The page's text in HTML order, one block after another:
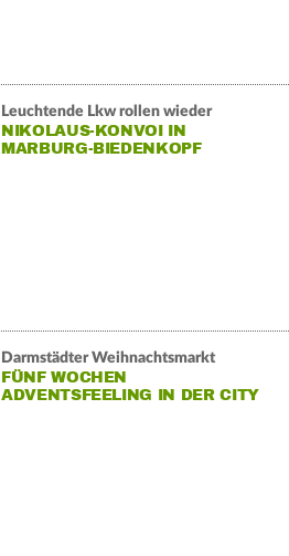
Leuchtende Lkw rollen wieder
NIKOLAUS-KONVOI IN
MARBURG-BIEDENKOPF
Darmstädter Weihnachtsmarkt
FÜNF WOCHEN
ADVENTSFEELING IN DER CITY